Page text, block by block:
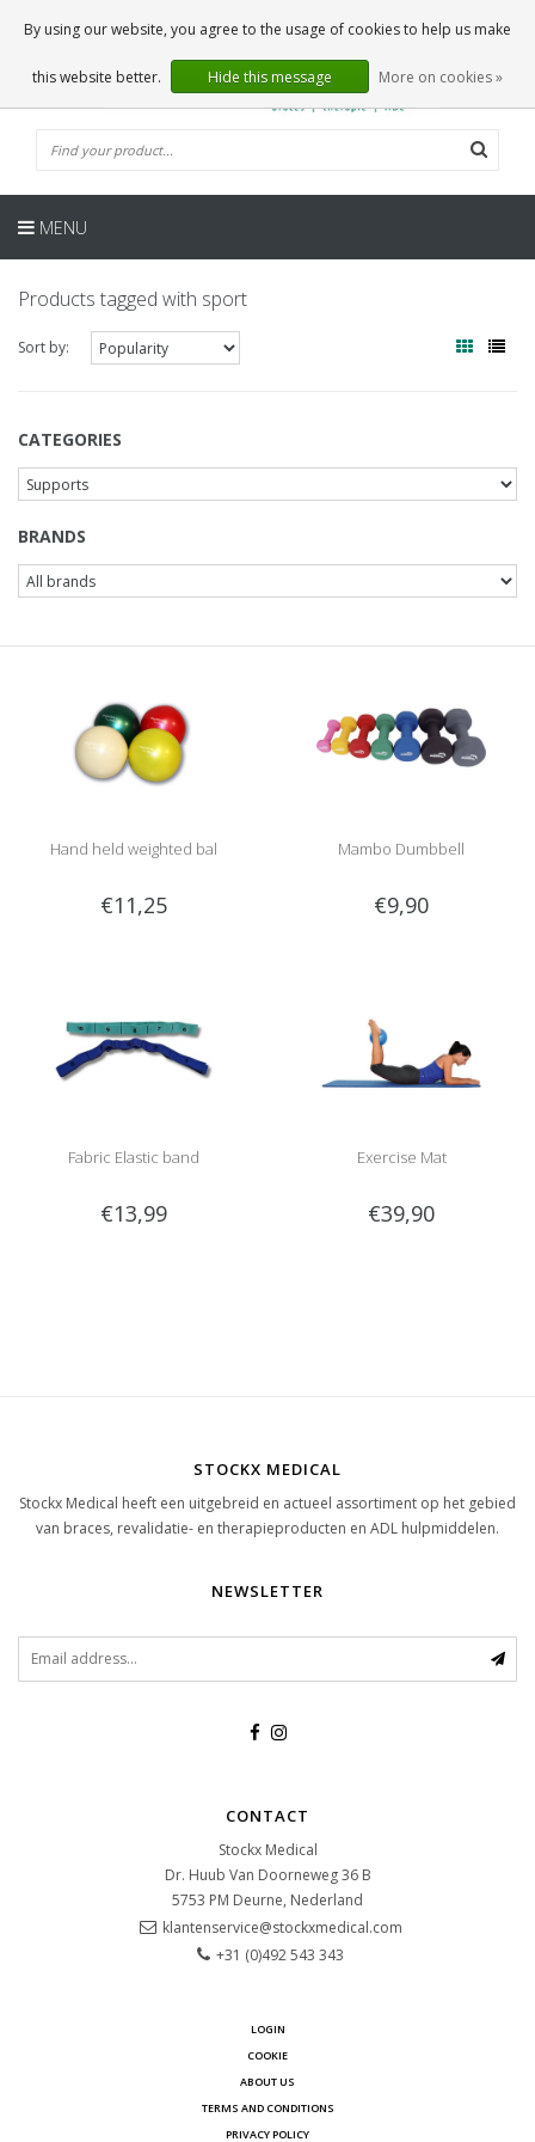
0 Articles
EN
MENU
Products tagged with sport
Sort by:
CATEGORIES
BRANDS
Hand held weighted bal
€11,25
Mambo Dumbbell
€9,90
Fabric Elastic band
€13,99
Exercise Mat
€39,90
STOCKX MEDICAL
Stockx Medical heeft een uitgebreid en actueel assortiment op het gebied
van braces, revalidatie- en therapieproducten en ADL hulpmiddelen.
NEWSLETTER
CONTACT
Stockx Medical
Dr. Huub Van Doorneweg 36 B
5753 PM Deurne, Nederland
klantenservice@stockxmedical.com
+31 (0)492 543 343
LOGIN
COOKIE
ABOUT US
TERMS AND CONDITIONS
PRIVACY POLICY
By using our website, you agree to the usage of cookies to help us make
this website better. Hide this message More on cookies »